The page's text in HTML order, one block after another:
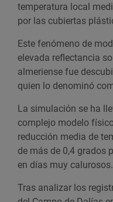
temperatura local
por las cubiertas
Este fenómeno de
elevada reflectancia
almeriense fue
quien lo denominó
La simulación se ha
complejo modelo
reducción media de
de más de 0,4 grados
en días muy calurosos.
Tras analizar los